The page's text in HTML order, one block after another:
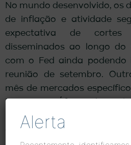
No mundo desenvolvido, os
de inflação e atividade
expectativa de
disseminados ao longo do
com o Fed ainda podendo
reunião de setembro.
mês de mercados
França e África do Sul,
potencial de eleições
ativos, algo que certamente
Alerta